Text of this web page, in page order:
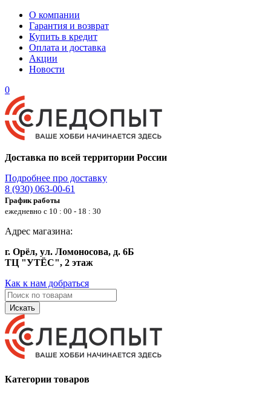
О компании
Гарантия и возврат
Купить в кредит
Оплата и доставка
Акции
Новости
0
Доставка по всей территории России
Подробнее про доставку
8 (930) 063-00-61
График работы
ежедневно с 10 : 00 - 18 : 30
Адрес магазина:
г. Орёл, ул. Ломоносова, д. 6Б
ТЦ "УТЁС", 2 этаж
Как к нам добраться
Искать
Категории товаров